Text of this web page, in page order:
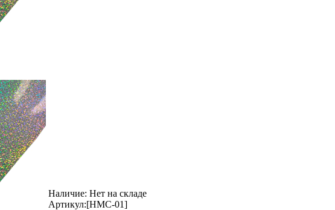
Наличие: Нет на складе
Артикул:[HMC-01]